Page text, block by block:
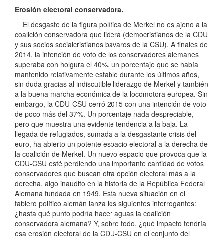
Erosión electoral conservadora.
El desgaste de la figura política de Merkel no es ajeno a la
coalición conservadora que lidera (democristianos de la CDU
y sus socios socialcristianos bávaros de la CSU). A finales de
2014, la intención de voto de los conservadores alemanes
superaba con holgura el 40%, un porcentaje que se había
mantenido relativamente estable durante los últimos años,
sin duda gracias al indiscutible liderazgo de Merkel y también
a la buena marcha económica de la locomotora europea. Sin
embargo, la CDU-CSU cerró 2015 con una intención de voto
de poco más del 37%. Un porcentaje nada despreciable,
pero que muestra una evidente tendencia a la baja. La
llegada de refugiados, sumada a la desgastante crisis del
euro, ha abierto un potente espacio electoral a la derecha de
la coalición de Merkel. Un nuevo espacio que provoca que la
CDU-CSU esté perdiendo una importante cantidad de votos
conservadores que buscan otra opción electoral más a la
derecha, algo inaudito en la historia de la República Federal
Alemana fundada en 1949. Esta nueva situación en el
tablero político alemán lanza los siguientes interrogantes:
¿hasta qué punto podría hacer aguas la coalición
conservadora alemana? Y, sobre todo, ¿qué impacto tendría
esa erosión electoral de la CDU-CSU en el conjunto del